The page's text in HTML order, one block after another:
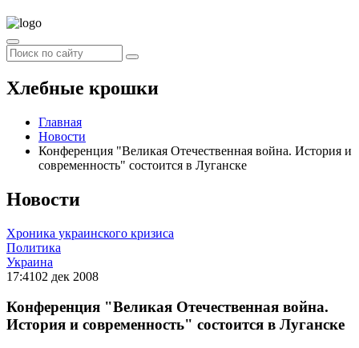
Хлебные крошки
Главная
Новости
Конференция "Великая Отечественная война. История и
современность" состоится в Луганске
Новости
Хроника украинского кризиса
Политика
Украина
17:4102 дек 2008
Конференция "Великая Отечественная война.
История и современность" состоится в Луганске